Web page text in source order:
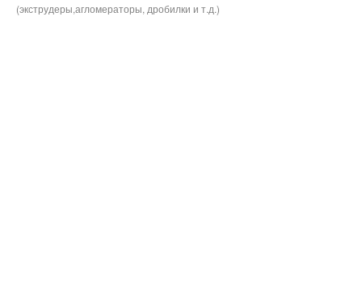
(экструдеры,агломераторы, дробилки и т.д.)